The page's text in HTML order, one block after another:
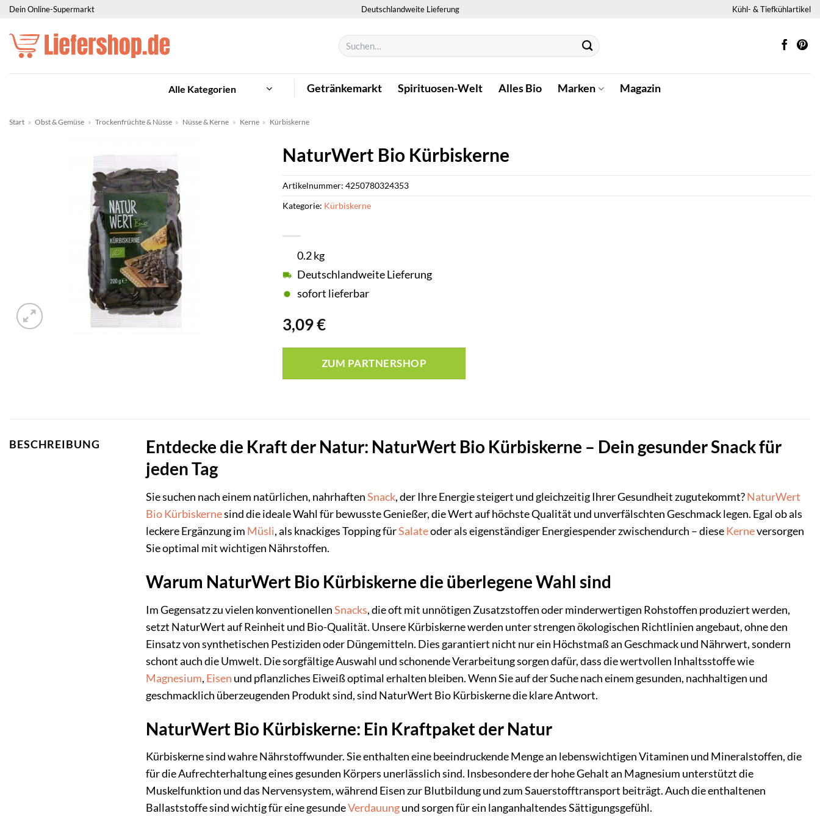
Zum
springen
Dein Online-Supermarkt Deutschlandweite Lieferung Kühl- & Tiefkühlartikel
Suchen
nach:
Alle Kategorien Getränkemarkt Spirituosen-Welt Alles Bio Marken Magazin
Start » Obst & Gemüse » Trockenfrüchte & Nüsse » Nüsse & Kerne » Kerne » Kürbiskerne
NaturWert Bio Kürbiskerne
3,09€
0.2 kg
Deutschlandweite Lieferung
sofort lieferbar
ZUM PARTNERSHOP
Artikelnummer: 4250780324353
Kategorie: Kürbiskerne
BESCHREIBUNG
Entdecke die Kraft der Natur: NaturWert Bio Kürbiskerne – Dein gesunder Snack für
jeden Tag
Sie suchen nach einem natürlichen, nahrhaftenSnack, der Ihre Energie steigert und gleichzeitig Ihrer Gesundheit zugutekommt?NaturWert
BioKürbiskernesind die ideale Wahl für bewusste Genießer, die Wert auf höchste Qualität und unverfälschten Geschmack legen. Egal ob als
leckere Ergänzung im Müsli, als knackiges Topping fürSalateoder als eigenständiger Energiespender zwischendurch – dieseKerneversorgen
Sie optimal mit wichtigen Nährstoffen.
Warum NaturWert Bio Kürbiskerne die überlegene Wahl sind
Im Gegensatz zu vielen konventionellenSnacks, die oft mit unnötigen Zusatzstoffen oder minderwertigen Rohstoffen produziert werden,
setzt NaturWert auf Reinheit und Bio-Qualität. Unsere Kürbiskerne werden unter strengen ökologischen Richtlinien angebaut, ohne den
Einsatz von synthetischen Pestiziden oder Düngemitteln. Dies garantiert nicht nur ein Höchstmaß an Geschmack und Nährwert, sondern
schont auch die Umwelt. Die sorgfältige Auswahl und schonende Verarbeitung sorgen dafür, dass die wertvollen Inhaltsstoffe wie
Magnesium, Eisen und pflanzliches Eiweiß optimal erhalten bleiben. Wenn Sie auf der Suche nach einem gesunden, nachhaltigen und
geschmacklich überzeugenden Produkt sind, sind NaturWert Bio Kürbiskerne die klare Antwort.
NaturWert Bio Kürbiskerne: Ein Kraftpaket der Natur
Kürbiskerne sind wahre Nährstoffwunder. Sie enthalten eine beeindruckende Menge an lebenswichtigen Vitaminen und Mineralstoffen, die
für die Aufrechterhaltung eines gesunden Körpers unerlässlich sind. Insbesondere der hohe Gehalt an Magnesium unterstützt die
Muskelfunktion und das Nervensystem, während Eisen zur Blutbildung und zum Sauerstofftransport beiträgt. Auch die enthaltenen
Ballaststoffe sind wichtig für eine gesundeVerdauungund sorgen für ein langanhaltendes Sättigungsgefühl.